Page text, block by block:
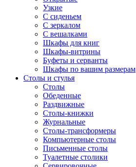
Узкие
С сиденьем
С зеркалом
С вешалками
Шкафы для книг
Шкафы-витрины
Буфеты и серванты
Шкафы по вашим размерам
Столы и стулья
Столы
Обеденные
Раздвижные
Столы-книжки
Журнальные
Столы-трансформеры
Компьютерные столы
Письменные столы
Туалетные столики